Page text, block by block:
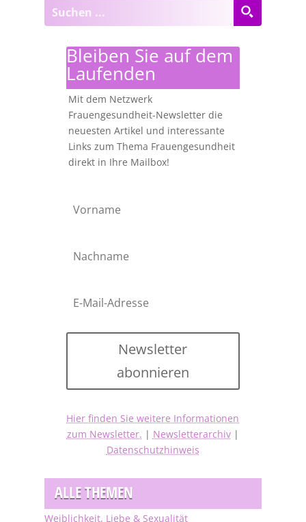
Bleiben Sie auf dem
Laufenden
Mit dem Netzwerk
Frauengesundheit-Newsletter die
neuesten Artikel und interessante
Links zum Thema Frauengesundheit
direkt in Ihre Mailbox!
Newsletter
abonnieren
Hier finden Sie weitere Informationen
zum Newsletter. | Newsletterarchiv|
Datenschutzhinweis
ALLE THEMEN
Weiblichkeit, Liebe & Sexualität